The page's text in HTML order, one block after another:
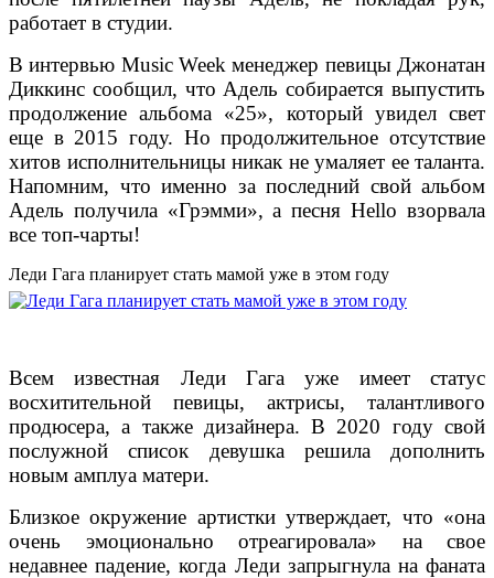
работает в студии.
В интервью Music Week менеджер певицы Джонатан
Диккинс сообщил, что Адель собирается выпустить
продолжение альбома «25», который увидел свет
еще в 2015 году. Но продолжительное отсутствие
хитов исполнительницы никак не умаляет ее таланта.
Напомним, что именно за последний свой альбом
Адель получила «Грэмми», а песня Hello взорвала
все топ-чарты!
Леди Гага планирует стать мамой уже в этом году
Всем известная Леди Гага уже имеет статус
восхитительной певицы, актрисы, талантливого
продюсера, а также дизайнера. В 2020 году свой
послужной список девушка решила дополнить
новым амплуа матери.
Близкое окружение артистки утверждает, что «она
очень эмоционально отреагировала» на свое
недавнее падение, когда Леди запрыгнула на фаната